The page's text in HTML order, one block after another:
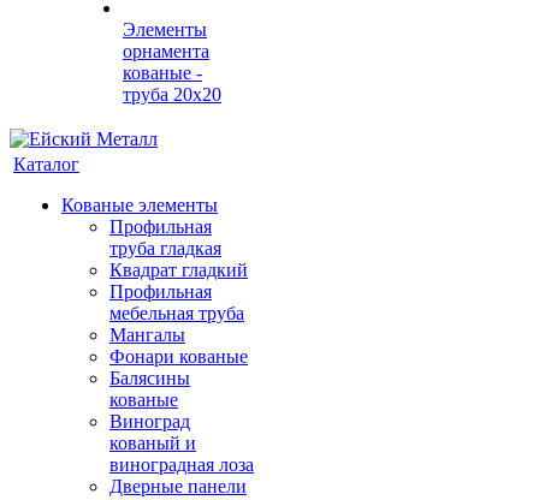
Элементы
орнамента
кованые -
труба 20х20
Каталог
Кованые элементы
Профильная
труба гладкая
Квадрат гладкий
Профильная
мебельная труба
Мангалы
Фонари кованые
Балясины
кованые
Виноград
кованый и
виноградная лоза
Дверные панели